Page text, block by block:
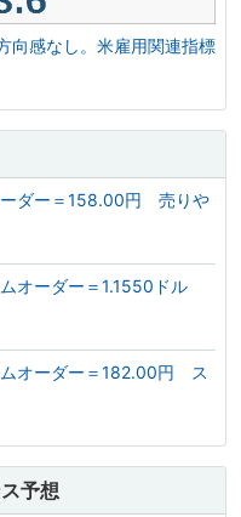
向感なし。米雇用関連指標
ーダー＝158.00円 売りや
ムオーダー＝1.1550ドル
ムオーダー＝182.00円 ス
予想